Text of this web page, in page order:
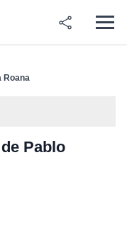
Roana
Pablo